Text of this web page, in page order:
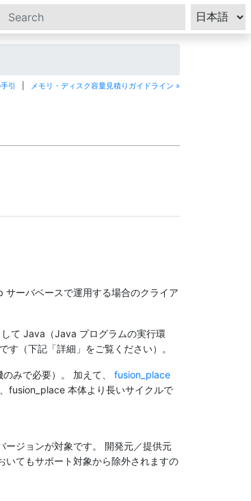
引 メモリ・ディスク容量見積りガイドライン »
ーバベースで運用する場合のクライア
て Java（Java プログラムの実行環
（下記「詳細」をご覧ください）。
みで必要）。 加えて、 fusion_place
fusion_place 本体より長いサイクルで
ジョンが対象です。 開発元／提供元
てもサポート対象から除外されますの